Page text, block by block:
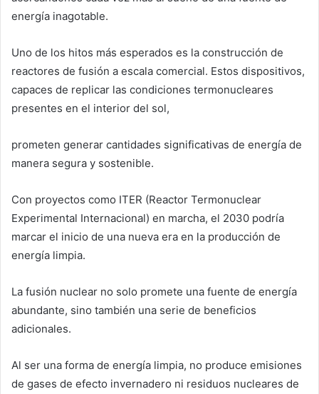
energía inagotable.
Uno de los hitos más esperados es la construcción de
reactores de fusión a escala comercial. Estos dispositivos,
capaces de replicar las condiciones termonucleares
presentes en el interior del sol,
prometen generar cantidades significativas de energía de
manera segura y sostenible.
Con proyectos como ITER (Reactor Termonuclear
Experimental Internacional) en marcha, el 2030 podría
marcar el inicio de una nueva era en la producción de
energía limpia.
La fusión nuclear no solo promete una fuente de energía
abundante, sino también una serie de beneficios
adicionales.
Al ser una forma de energía limpia, no produce emisiones
de gases de efecto invernadero ni residuos nucleares de